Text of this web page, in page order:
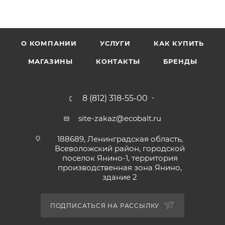
О КОМПАНИИ УСЛУГИ КАК КУПИТЬ
МАГАЗИНЫ КОНТАКТЫ БРЕНДЫ
8 (812) 318-55-00
site-zakaz@ecobalt.ru
188689, Ленинградская область,
Всеволожский район, городской
поселок Янино-1, территория
производственная зона Янино,
здание 2
ПОДПИСАТЬСЯ НА РАССЫЛКУ